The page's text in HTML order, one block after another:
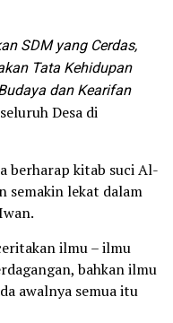
SDM yang Cerdas,
Tata Kehidupan
dan Kearifan
Desa di
berharap kitab suci Al-
semakin lekat dalam
ilmu – ilmu
bahkan ilmu
awalnya semua itu